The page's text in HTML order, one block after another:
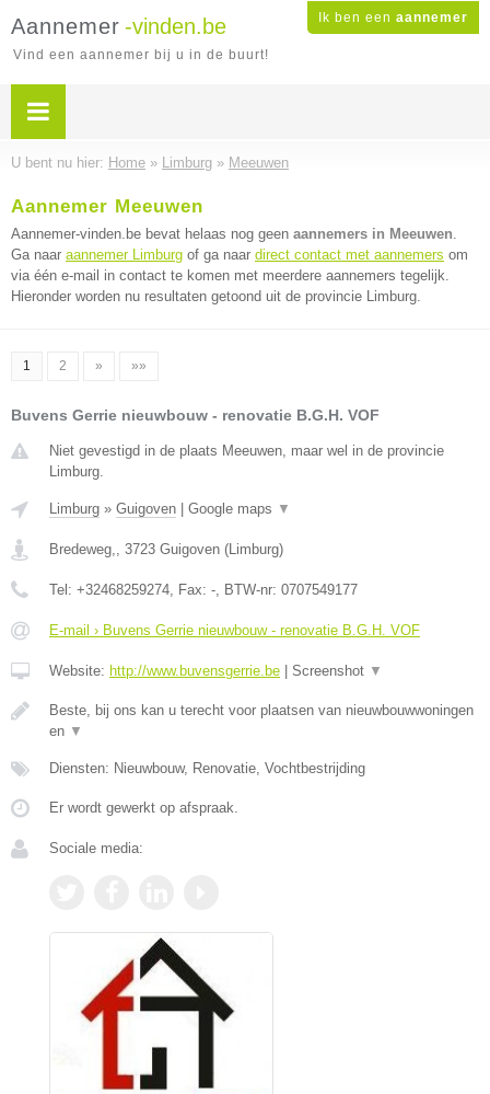
Ik ben een aannemer
Aannemer -vinden.be
Vind een aannemer bij u in de buurt!
U bent nu hier: Home » Limburg » Meeuwen
Aannemer Meeuwen
Aannemer-vinden.be bevat helaas nog geen aannemers in Meeuwen.
Ga naar aannemer Limburg of ga naar direct contact met aannemers om
via één e-mail in contact te komen met meerdere aannemers tegelijk.
Hieronder worden nu resultaten getoond uit de provincie Limburg.
1 2 » »»
Buvens Gerrie nieuwbouw - renovatie B.G.H. VOF
Niet gevestigd in de plaats Meeuwen, maar wel in de provincie
Limburg.
Limburg » Guigoven Google maps ▼
Bredeweg,, 3723 Guigoven (Limburg)
Tel: +32468259274, Fax: -, BTW-nr: 0707549177
E-mail › Buvens Gerrie nieuwbouw - renovatie B.G.H. VOF
Website: http://www.buvensgerrie.be Screenshot ▼
Beste, bij ons kan u terecht voor plaatsen van nieuwbouwwoningen
en ▼
Diensten: Nieuwbouw, Renovatie, Vochtbestrijding
Er wordt gewerkt op afspraak.
Sociale media: